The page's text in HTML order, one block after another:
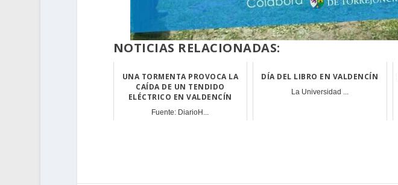
NOTICIAS RELACIONADAS:
UNA TORMENTA PROVOCA LA
CAÍDA DE UN TENDIDO
ELÉCTRICO EN VALDENCÍN
Fuente: DiarioH...
DÍA DEL LIBRO EN VALDENCÍN
La Universidad ...